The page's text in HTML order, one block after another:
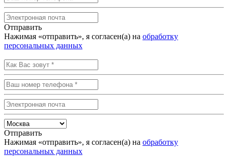
Отправить
Нажимая «отправить», я согласен(а) на обработку
персональных данных
Отправить
Нажимая «отправить», я согласен(а) на обработку
персональных данных